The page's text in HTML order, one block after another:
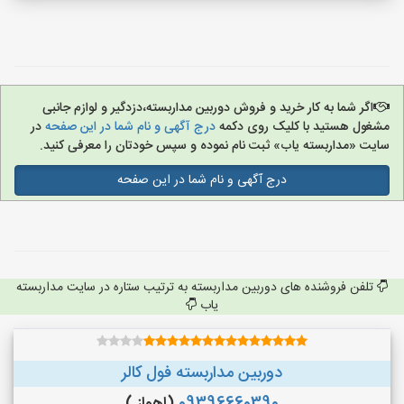
اگر شما به کار خرید و فروش دوربین مداربسته،دزدگیر و لوازم جانبی
مشغول هستید با کلیک روی دکمهدرج آگهی و نام شما در این صفحهدر
سایت «مداربسته یاب» ثبت نام نموده و سپس خودتان را معرفی کنید.
درج آگهی و نام شما در این صفحه
تلفن فروشنده های دوربین مداربسته به ترتیب ستاره در سایت مداربسته
یاب
دوربین مداربسته فول کالر